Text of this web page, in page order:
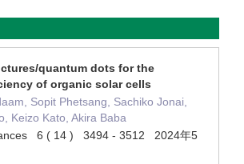
quantum dots for the
of organic solar cells
Sopit Phetsang, Sachiko Jonai,
Keizo Kato, Akira Baba
6 ( 14 ) 3494 - 3512 2024年5